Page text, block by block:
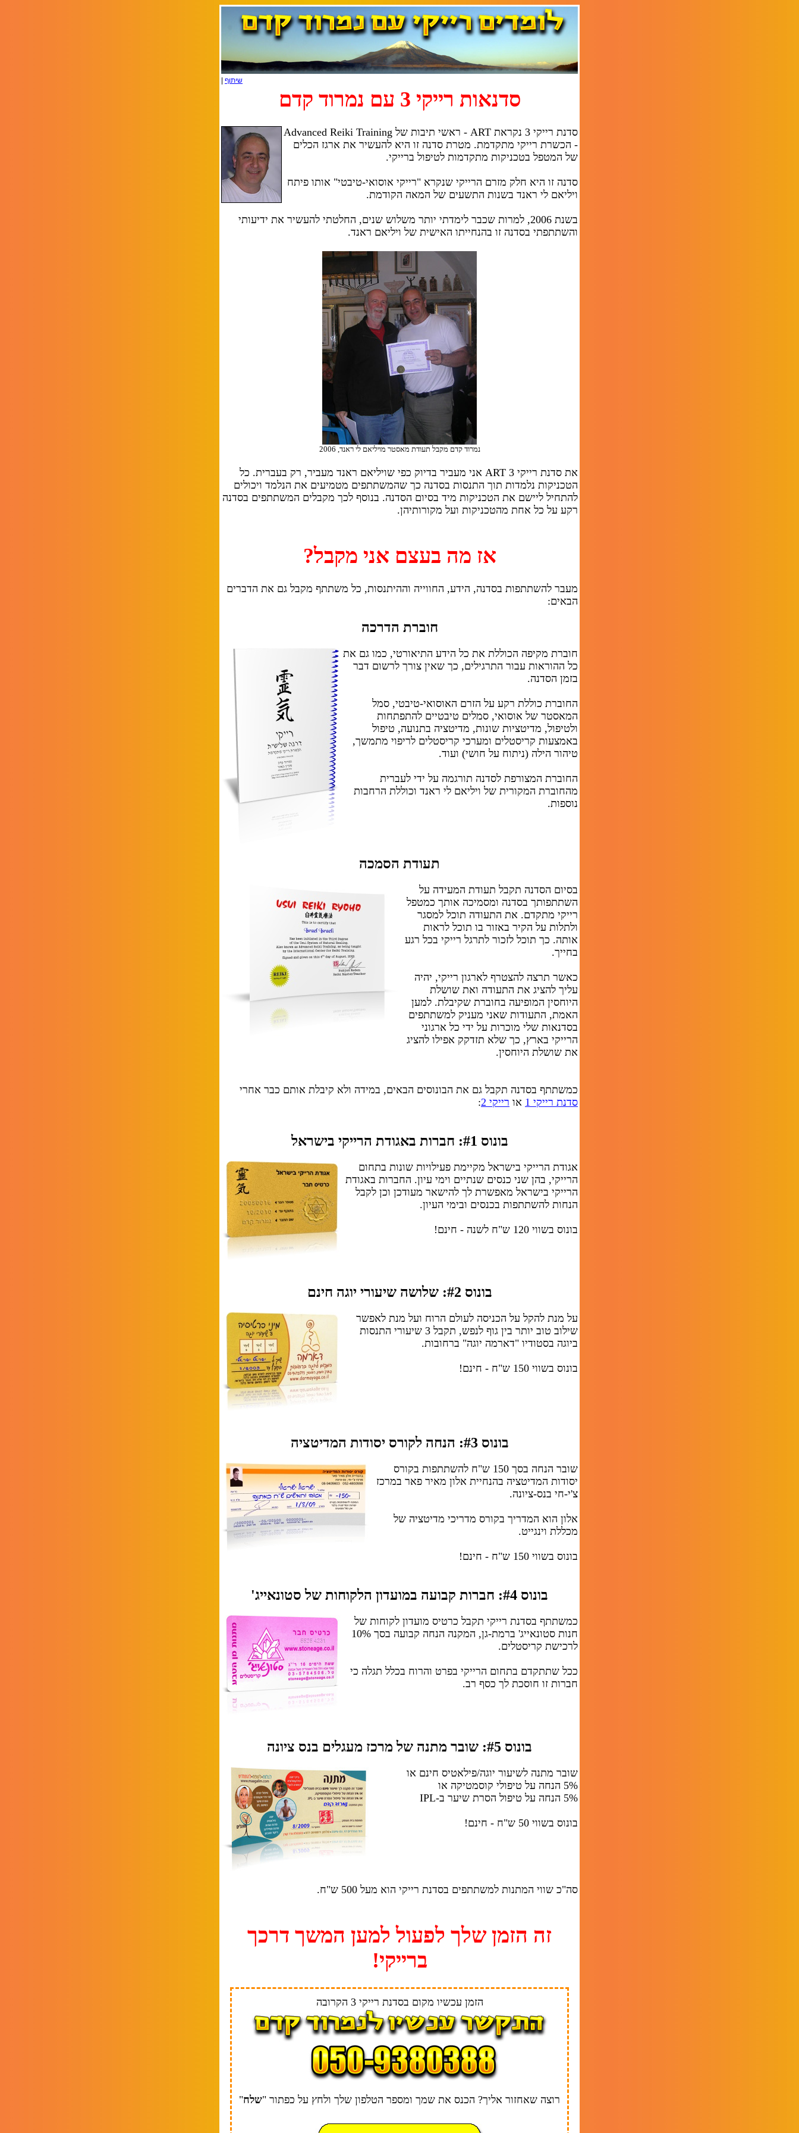
שיתוף
סדנאות רייקי 3 עם נמרוד קדם
סדנת רייקי 3 נקראת ART - ראשי תיבות של Advanced Reiki Training
- הכשרת רייקי מתקדמת. מטרת סדנה זו היא להעשיר את ארגז הכלים
של המטפל בטכניקות מתקדמות לטיפול ברייקי.
סדנה זו היא חלק מזרם הרייקי שנקרא "רייקי אוסואי-טיבטי" אותו פיתח
ויליאם לי ראנד בשנות התשעים של המאה הקודמת.
בשנת 2006, למרות שכבר לימדתי יותר משלוש שנים, החלטתי להעשיר את ידיעותי
והשתתפתי בסדנה זו בהנחייתו האישית של ויליאם ראנד.
נמרוד קדם מקבל תעודת מאסטר מויליאם לי ראנד, 2006
את סדנת רייקי 3 ART אני מעביר בדיוק כפי שויליאם ראנד מעביר, רק בעברית. כל
הטכניקות נלמדות תוך התנסות בסדנה כך שהמשתתפים מטמיעים את הנלמד ויכולים
להתחיל ליישם את הטכניקות מיד בסיום הסדנה. בנוסף לכך מקבלים המשתתפים בסדנה
רקע על כל אחת מהטכניקות ועל מקורותיהן.
אז מה בעצם אני מקבל?
מעבר להשתתפות בסדנה, הידע, החווייה וההיתנסות, כל משתתף מקבל גם את הדברים
הבאים:
חוברת הדרכה
חוברת מקיפה הכוללת את כל הידע התיאורטי, כמו גם את
כל ההוראות עבור התרגילים, כך שאין צורך לרשום דבר
בזמן הסדנה.
החוברת כוללת רקע על הזרם האוסואי-טיבטי, סמל
המאסטר של אוסואי, סמלים טיבטיים להתפתחות
ולטיפול, מדיטציות שונות, מדיטציה בתנועה, טיפול
באמצעות קריסטלים ומערכי קריסטלים לריפוי מתמשך,
טיהור הילה (ניתוח על חושי) ועוד.
החוברת המצורפת לסדנה תורגמה על ידי לעברית
מהחוברת המקורית של ויליאם לי ראנד וכוללת הרחבות
נוספות.
תעודת הסמכה
בסיום הסדנה תקבל תעודת המעידה על
השתתפותך בסדנה ומסמיכה אותך כמטפל
רייקי מתקדם. את התעודה תוכל למסגר
ולתלות על הקיר באזור בו תוכל לראות
אותה. כך תוכל לזכור לתרגל רייקי בכל רגע
בחייך.
כאשר תרצה להצטרף לארגון רייקי, יהיה
עליך להציג את התעודה ואת שושלת
היוחסין המופיעה בחוברת שקיבלת. למען
האמת, התעודות שאני מעניק למשתתפים
בסדנאות שלי מוכרות על ידי כל ארגוני
הרייקי בארץ, כך שלא תזדקק אפילו להציג
את שושלת היוחסין.
כמשתתף בסדנה תקבל גם את הבונוסים הבאים, במידה ולא קיבלת אותם כבר אחרי
סדנת רייקי 1
או רייקי 2 :
בונוס #1: חברות באגודת הרייקי בישראל
אגודת הרייקי בישראל מקיימת פעילויות שונות בתחום
הרייקי, בהן שני כנסים שנתיים וימי עיון. החברות באגודת
הרייקי בישראל מאפשרת לך להישאר מעודכן וכן לקבל
הנחות להשתתפות בכנסים ובימי העיון.
בונוס בשווי 120 ש"ח לשנה - חינם!
בונוס #2: שלושה שיעורי יוגה חינם
על מנת להקל על הכניסה לעולם הרוח ועל מנת לאפשר
שילוב טוב יותר בין גוף לנפש, תקבל 3 שיעורי התנסות
ביוגה בסטודיו "דארמה יוגה" ברחובות.
בונוס בשווי 150 ש"ח - חינם!
בונוס #3: הנחה לקורס יסודות המדיטציה
שובר הנחה בסך 150 ש"ח להשתתפות בקורס
יסודות המדיטציה בהנחיית אלון מאיר פאר במרכז
צ'י-חי בנס-ציונה.
אלון הוא המדריך בקורס מדריכי מדיטציה של
מכללת וינגייט.
בונוס בשווי 150 ש"ח - חינם!
בונוס #4: חברות קבועה במועדון הלקוחות של סטונאייג'
כמשתתף בסדנת רייקי תקבל כרטיס מועדון לקוחות של
חנות סטונאייג' ברמת-גן, המקנה הנחה קבועה בסך 10%
לרכישת קריסטלים.
ככל שתתקדם בתחום הרייקי בפרט והרוח בכלל תגלה כי
חברות זו חוסכת לך כסף רב.
בונוס #5: שובר מתנה של מרכז מעגלים בנס ציונה
שובר מתנה לשיעור יוגה/פילאטיס חינם או
5% הנחה על טיפולי קוסמטיקה או
5% הנחה על טיפול הסרת שיער ב-IPL
בונוס בשווי 50 ש"ח - חינם!
סה"כ שווי המתנות למשתתפים בסדנת רייקי הוא מעל 500 ש"ח.
זה הזמן שלך לפעול למען המשך דרכך
ברייקי!
הזמן עכשיו מקום בסדנת רייקי 3 הקרובה
רוצה שאחזור אליך? הכנס את שמך ומספר הטלפון שלך ולחץ על כפתור "שלח"